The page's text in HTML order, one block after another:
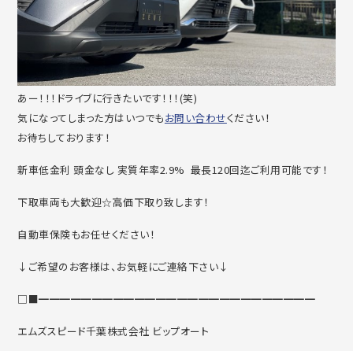
あー！！！ドライブに行きたいです！！！(笑)
気になってしまった方はいつでもお問い合わせください！
お待ちしております！
新車低金利 頭金なし 実質年率2.9% 最長120回迄ご利用可能です！
下取車両も大歓迎☆高価下取り致します！
自動車保険もお任せください！
↓ご希望のお客様は、お気軽にご連絡下さい↓
□■━━━━━━━━━━━━━━━━━━━━━━━━━━
エムズスピード千葉株式会社 ビップオート